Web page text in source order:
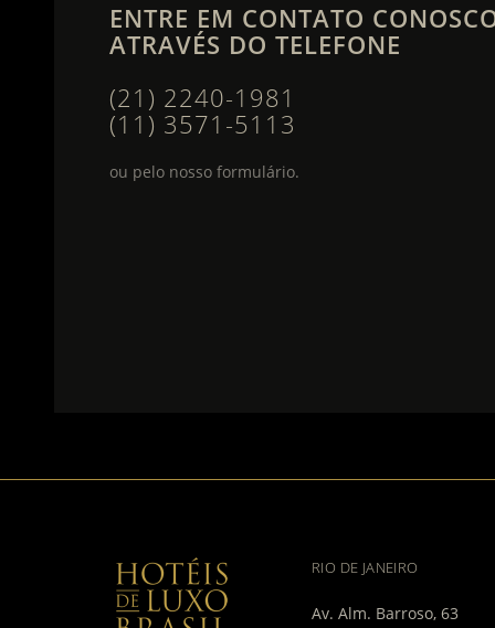
ENTRE EM CONTATO
ATRAVÉS DO TELEFONE
(21) 2240-1981
(11) 3571-5113
ou pelo nosso formulário.
RIO DE JANEIRO
Av. Alm. Barroso, 63